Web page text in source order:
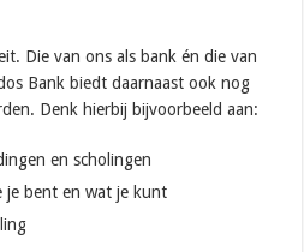
Die van ons als bank én die van
Bank biedt daarnaast ook nog
Denk hierbij bijvoorbeeld aan:
en scholingen
je bent en wat je kunt